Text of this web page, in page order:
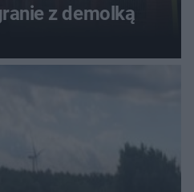
z demolką